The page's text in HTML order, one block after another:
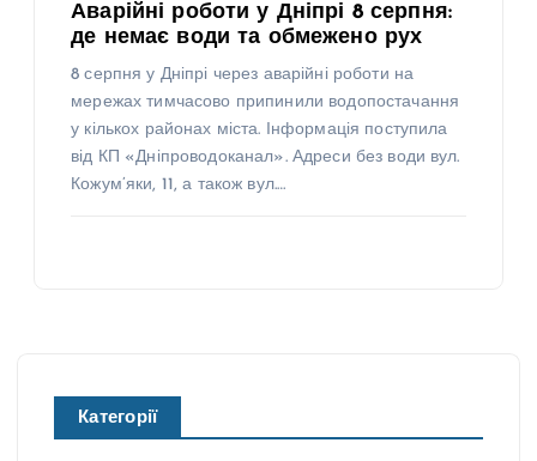
Аварійні роботи у Дніпрі 8 серпня:
де немає води та обмежено рух
8 серпня у Дніпрі через аварійні роботи на
мережах тимчасово припинили водопостачання
у кількох районах міста. Інформація поступила
від КП «Дніпроводоканал». Адреси без води вул.
Кожум’яки, 11, а також вул.…
Категорії